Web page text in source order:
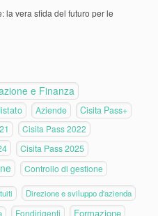
la vera sfida del futuro per le
e Finanza
Aziende
Cisita Pass+
Cisita Pass 2022
Cisita Pass 2025
Controllo di gestione
Direzione e sviluppo d'azienda
Fondirigenti Formazione